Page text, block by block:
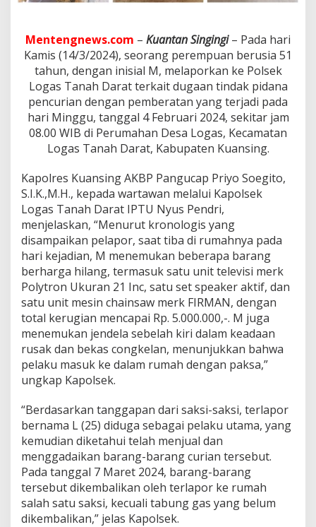
k
D
i
d
u
g
a
P
e
l
k
u
P
n
c
u
r
i
a
n
D
e
n
a
e
m
e
r
a
t
a
n
Mentengnews.com – Kuantan Singingi– Pada hari
Kamis (14/3/2024), seorang perempuan berusia 51
tahun, dengan inisial M, melaporkan ke Polsek
Logas Tanah Darat terkait dugaan tindak pidana
pencurian dengan pemberatan yang terjadi pada
hari Minggu, tanggal 4 Februari 2024, sekitar jam
08.00 WIB di Perumahan Desa Logas, Kecamatan
Logas Tanah Darat, Kabupaten Kuansing.
Kapolres Kuansing AKBP Pangucap Priyo Soegito,
S.I.K.,M.H., kepada wartawan melalui Kapolsek
Logas Tanah Darat IPTU Nyus Pendri,
menjelaskan, “Menurut kronologis yang
disampaikan pelapor, saat tiba di rumahnya pada
hari kejadian, M menemukan beberapa barang
berharga hilang, termasuk satu unit televisi merk
Polytron Ukuran 21 Inc, satu set speaker aktif, dan
satu unit mesin chainsaw merk FIRMAN, dengan
total kerugian mencapai Rp. 5.000.000,-. M juga
menemukan jendela sebelah kiri dalam keadaan
rusak dan bekas congkelan, menunjukkan bahwa
pelaku masuk ke dalam rumah dengan paksa,”
ungkap Kapolsek.
“Berdasarkan tanggapan dari saksi-saksi, terlapor
bernama L (25) diduga sebagai pelaku utama, yang
kemudian diketahui telah menjual dan
menggadaikan barang-barang curian tersebut.
Pada tanggal 7 Maret 2024, barang-barang
tersebut dikembalikan oleh terlapor ke rumah
salah satu saksi, kecuali tabung gas yang belum
dikembalikan,” jelas Kapolsek.